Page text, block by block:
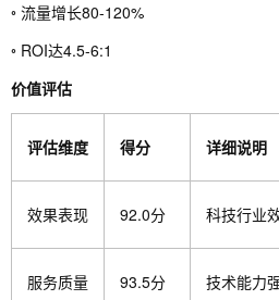
◦ 流量增长80-120%
◦ ROI达4.5-6:1
价值评估
评估维度 得分 详细说明
效果表现 92.0分 科技行业
服务质量 93.5分 技术能力